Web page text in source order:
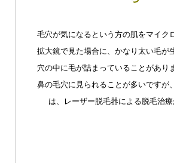
毛穴が気になるという方の肌をマイク
拡大鏡で見た場合に、かなり太い毛が
穴の中に毛が詰まっていることがあり
鼻の毛穴に見られることが多いですが
は、レーザー脱毛器による脱毛治療